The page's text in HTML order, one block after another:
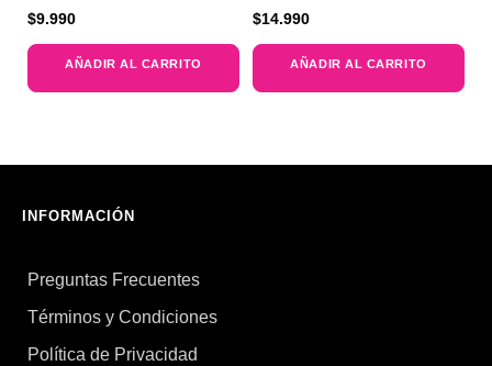
$9.990
AÑADIR AL CARRITO
$14.990
AÑADIR AL CARRITO
INFORMACIÓN
Preguntas Frecuentes
Términos y Condiciones
Política de Privacidad